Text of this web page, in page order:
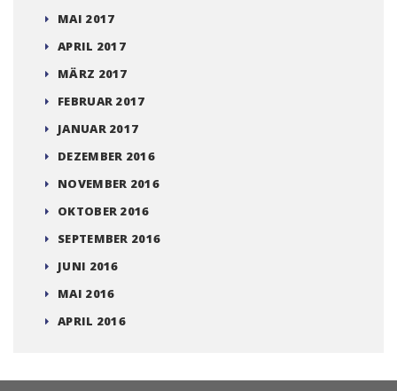
MAI 2017
APRIL 2017
MÄRZ 2017
FEBRUAR 2017
JANUAR 2017
DEZEMBER 2016
NOVEMBER 2016
OKTOBER 2016
SEPTEMBER 2016
JUNI 2016
MAI 2016
APRIL 2016